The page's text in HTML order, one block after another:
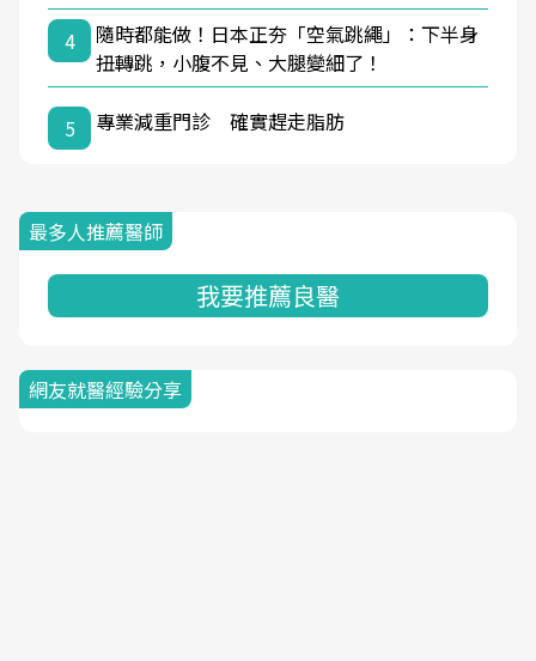
4
隨時都能做！日本正夯「空氣跳繩」：下半身
扭轉跳，小腹不見、大腿變細了！
5 專業減重門診 確實趕走脂肪
最多人推薦醫師
我要推薦良醫
網友就醫經驗分享